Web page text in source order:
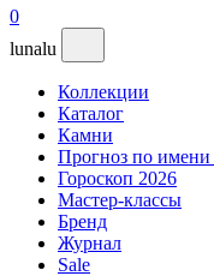
0
lunalu
Коллекции
Каталог
Камни
Прогноз по имени
Гороскоп 2026
Мастер-классы
Бренд
Журнал
Sale